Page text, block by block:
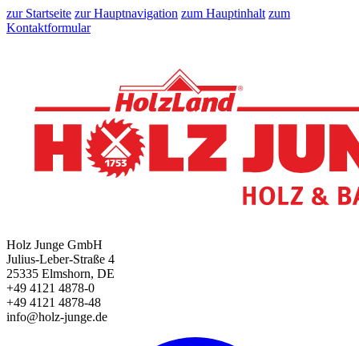
zur Startseite zur Hauptnavigation zum Hauptinhalt zum
Kontaktformular
Holz Junge GmbH
Julius-Leber-Straße 4
25335 Elmshorn, DE
+49 4121 4878-0
+49 4121 4878-48
info@holz-junge.de